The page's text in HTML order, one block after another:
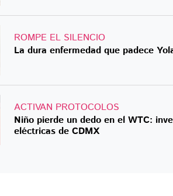
ROMPE EL SILENCIO
La dura enfermedad que padece
ACTIVAN PROTOCOLOS
Niño pierde un dedo en el WTC:
eléctricas de CDMX